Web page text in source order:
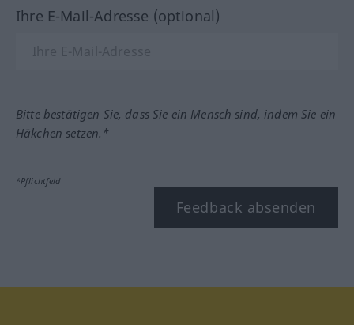
Ihre E-Mail-Adresse (optional)
Bitte bestätigen Sie, dass Sie ein Mensch sind, indem Sie ein
Häkchen setzen.*
*Pflichtfeld
Feedback absenden